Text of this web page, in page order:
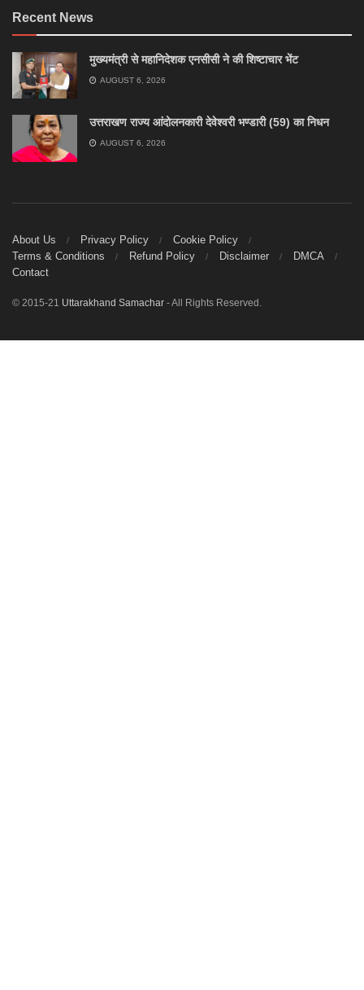
Recent News
मुख्यमंत्री से महानिदेशक एनसीसी ने की शिष्टाचार भेंट
AUGUST 6, 2026
उत्तराखण राज्य आंदोलनकारी देवेश्वरी भण्डारी (59) का निधन
AUGUST 6, 2026
About Us Privacy Policy
Cookie Policy
Terms & Conditions
Refund Policy Disclaimer
DMCA
Contact
© 2015-21 Uttarakhand Samachar - All Rights Reserved.